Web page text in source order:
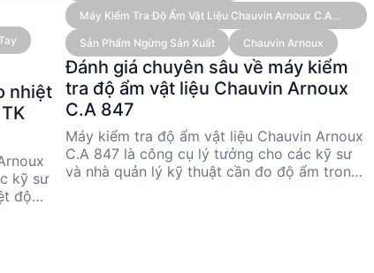
nhiệt
kỹ sư
độ
Máy Kiểm Tra Độ Ẩm Vật Liệu Chauvin Arnoux C.A
Sản Phẩm Ngừng Sản Xuất
Chauvin Arnoux
Đánh giá chuyên sâu về máy kiểm
tra độ ẩm vật liệu Chauvin Arnoux
C.A 847
Máy kiểm tra độ ẩm vật liệu Chauvin Arnoux
C.A 847 là công cụ lý tưởng cho các kỹ sư
và nhà quản lý kỹ thuật cần đo độ ẩm trong